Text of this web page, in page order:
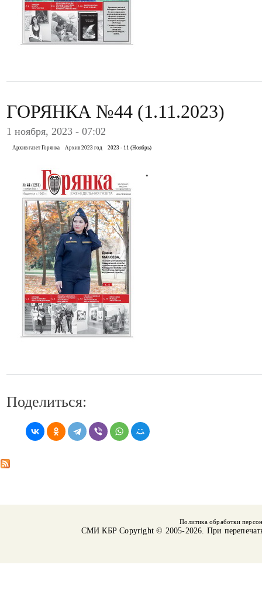
ГОРЯНКА №44 (1.11.2023)
1 ноября, 2023 - 07:02
Архив газет Горянка Архив 2023 год 2023 - 11 (Ноябрь)
.
Поделиться:
Политика обработки
СМИ КБРCopyright © 2005-2026. При